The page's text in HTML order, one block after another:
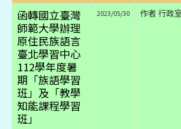
函轉國立臺灣
師範大學辦理
原住民族語言
臺北學習中心
112學年度暑
期「族語學習
班」及「教學
知能課程學習
班」
2023/05/30 作者 行政